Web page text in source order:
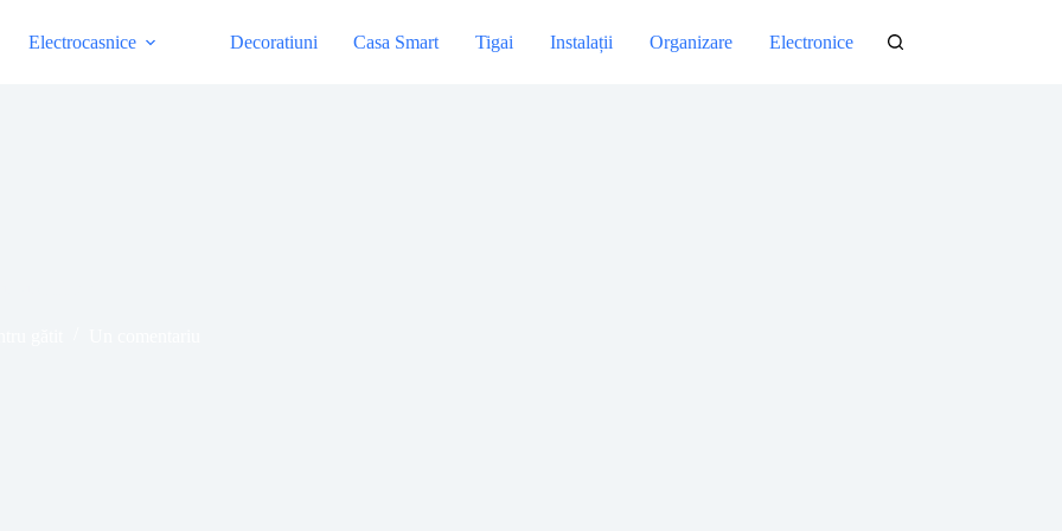
Electrocasnice Decoratiuni Casa Smart Tigai Instalații Organizare Electronice